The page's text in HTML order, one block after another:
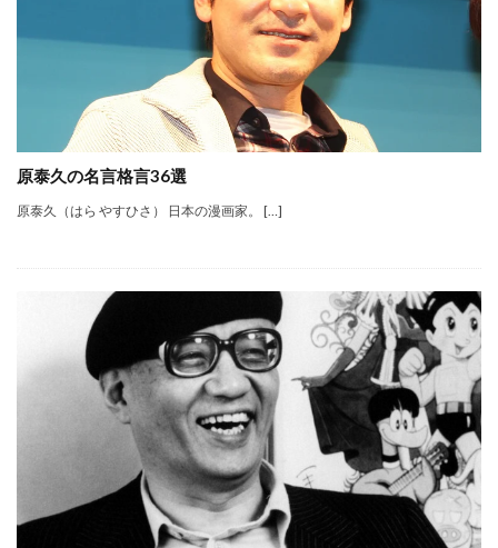
原泰久の名言格言36選
原泰久（はら やすひさ） 日本の漫画家。 […]